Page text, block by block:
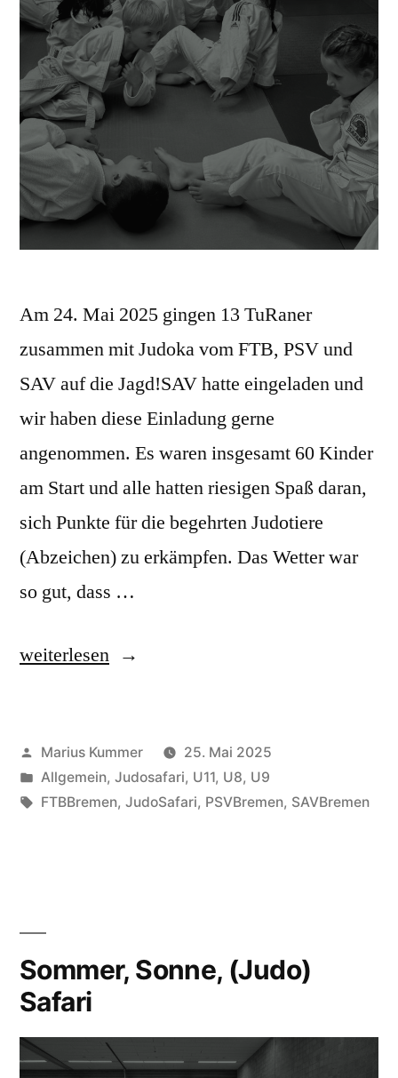
Am 24. Mai 2025 gingen 13 TuRaner
zusammen mit Judoka vom FTB, PSV und
SAV auf die Jagd!SAV hatte eingeladen und
wir haben diese Einladung gerne
angenommen. Es waren insgesamt 60 Kinder
am Start und alle hatten riesigen Spaß daran,
sich Punkte für die begehrten Judotiere
(Abzeichen) zu erkämpfen. Das Wetter war
so gut, dass …
„Erneut
Judoka
auf
weiterlesen
Veröffentlicht
von
Marius Kummer
25. Mai 2025
Veröffentlicht
unter
Allgemein, Judosafari, U11, U8, U9
Schlagwörter:
FTBBremen, JudoSafari, PSVBremen, SAVBremen
Sommer, Sonne, (Judo)
Safari